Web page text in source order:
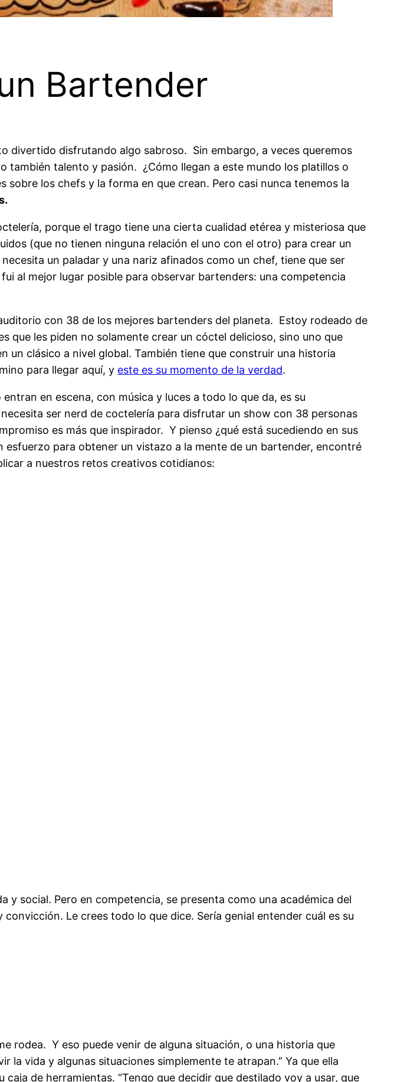
Bartender
divertido disfrutando algo sabroso. Sin embargo, a veces queremos
también talento y pasión. ¿Cómo llegan a este mundo los platillos o
los chefs y la forma en que crean. Pero casi nunca tenemos la
porque el trago tiene una cierta cualidad etérea y misteriosa que
(que no tienen ninguna relación el uno con el otro) para crear un
un paladar y una nariz afinados como un chef, tiene que ser
al mejor lugar posible para observar bartenders: una competencia
con 38 de los mejores bartenders del planeta. Estoy rodeado de
que les piden no solamente crear un cóctel delicioso, sino uno que
un clásico a nivel global. También tiene que construir una historia
para llegar aquí, y este es su momento de la verdad.
en escena, con música y luces a todo lo que da, es su
ser nerd de coctelería para disfrutar un show con 38 personas
es más que inspirador. Y pienso ¿qué está sucediendo en sus
para obtener un vistazo a la mente de un bartender, encontré
a nuestros retos creativos cotidianos:
y social. Pero en competencia, se presenta como una académica del
convicción. Le crees todo lo que dice. Sería genial entender cuál es su
rodea. Y eso puede venir de alguna situación, o una historia que
la vida y algunas situaciones simplemente te atrapan.” Ya que ella
de herramientas. “Tengo que decidir que destilado voy a usar, que